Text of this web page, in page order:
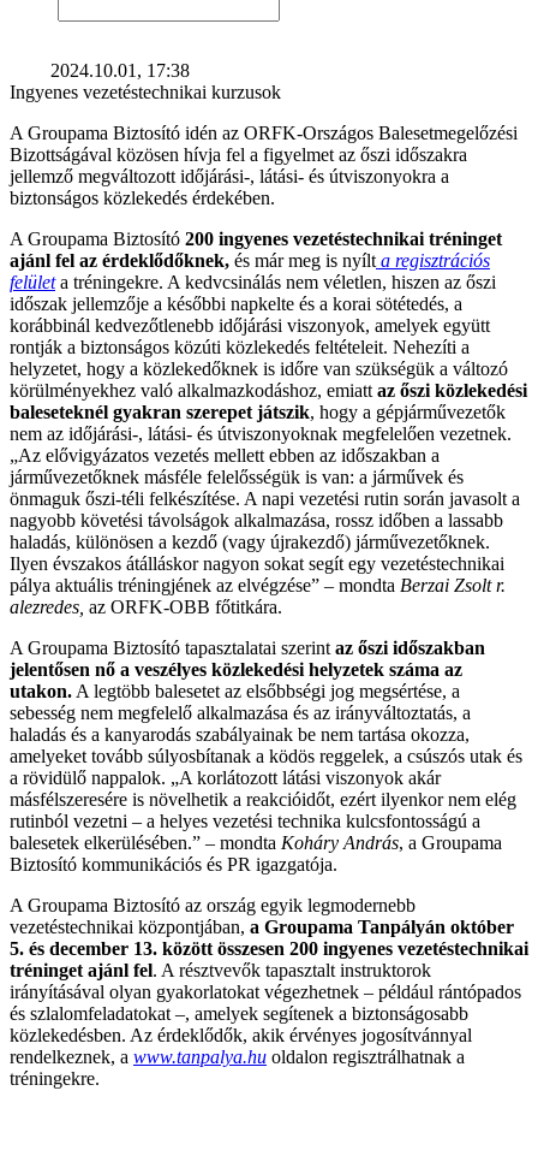
2024.10.01, 17:38
Ingyenes vezetéstechnikai kurzusok
A Groupama Biztosító idén az ORFK-Országos Balesetmegelőzési
Bizottságával közösen hívja fel a figyelmet az őszi időszakra
jellemző megváltozott időjárási-, látási- és útviszonyokra a
biztonságos közlekedés érdekében.
A Groupama Biztosító 200 ingyenes vezetéstechnikai tréninget
ajánl fel az érdeklődőknek, és már meg is nyílt a regisztrációs
felületa tréningekre. A kedvcsinálás nem véletlen, hiszen az őszi
időszak jellemzője a későbbi napkelte és a korai sötétedés, a
korábbinál kedvezőtlenebb időjárási viszonyok, amelyek együtt
rontják a biztonságos közúti közlekedés feltételeit. Nehezíti a
helyzetet, hogy a közlekedőknek is időre van szükségük a változó
körülményekhez való alkalmazkodáshoz, emiatt az őszi közlekedési
baleseteknél gyakran szerepet játszik, hogy a gépjárművezetők
nem az időjárási-, látási- és útviszonyoknak megfelelően vezetnek.
„Az elővigyázatos vezetés mellett ebben az időszakban a
járművezetőknek másféle felelősségük is van: a járművek és
önmaguk őszi-téli felkészítése. A napi vezetési rutin során javasolt a
nagyobb követési távolságok alkalmazása, rossz időben a lassabb
haladás, különösen a kezdő (vagy újrakezdő) járművezetőknek.
Ilyen évszakos átálláskor nagyon sokat segít egy vezetéstechnikai
pálya aktuális tréningjének az elvégzése” – mondta Berzai Zsolt r.
alezredes, az ORFK-OBB főtitkára.
A Groupama Biztosító tapasztalatai szerint az őszi időszakban
jelentősen nő a veszélyes közlekedési helyzetek száma az
utakon. A legtöbb balesetet az elsőbbségi jog megsértése, a
sebesség nem megfelelő alkalmazása és az irányváltoztatás, a
haladás és a kanyarodás szabályainak be nem tartása okozza,
amelyeket tovább súlyosbítanak a ködös reggelek, a csúszós utak és
a rövidülő nappalok. „A korlátozott látási viszonyok akár
másfélszeresére is növelhetik a reakcióidőt, ezért ilyenkor nem elég
rutinból vezetni – a helyes vezetési technika kulcsfontosságú a
balesetek elkerülésében.” – mondta Koháry András, a Groupama
Biztosító kommunikációs és PR igazgatója.
A Groupama Biztosító az ország egyik legmodernebb
vezetéstechnikai központjában, a Groupama Tanpályán október
5. és december 13. között összesen 200 ingyenes vezetéstechnikai
tréninget ajánl fel. A résztvevők tapasztalt instruktorok
irányításával olyan gyakorlatokat végezhetnek – például rántópados
és szlalomfeladatokat –, amelyek segítenek a biztonságosabb
közlekedésben. Az érdeklődők, akik érvényes jogosítvánnyal
rendelkeznek, a www.tanpalya.hu oldalon regisztrálhatnak a
tréningekre.